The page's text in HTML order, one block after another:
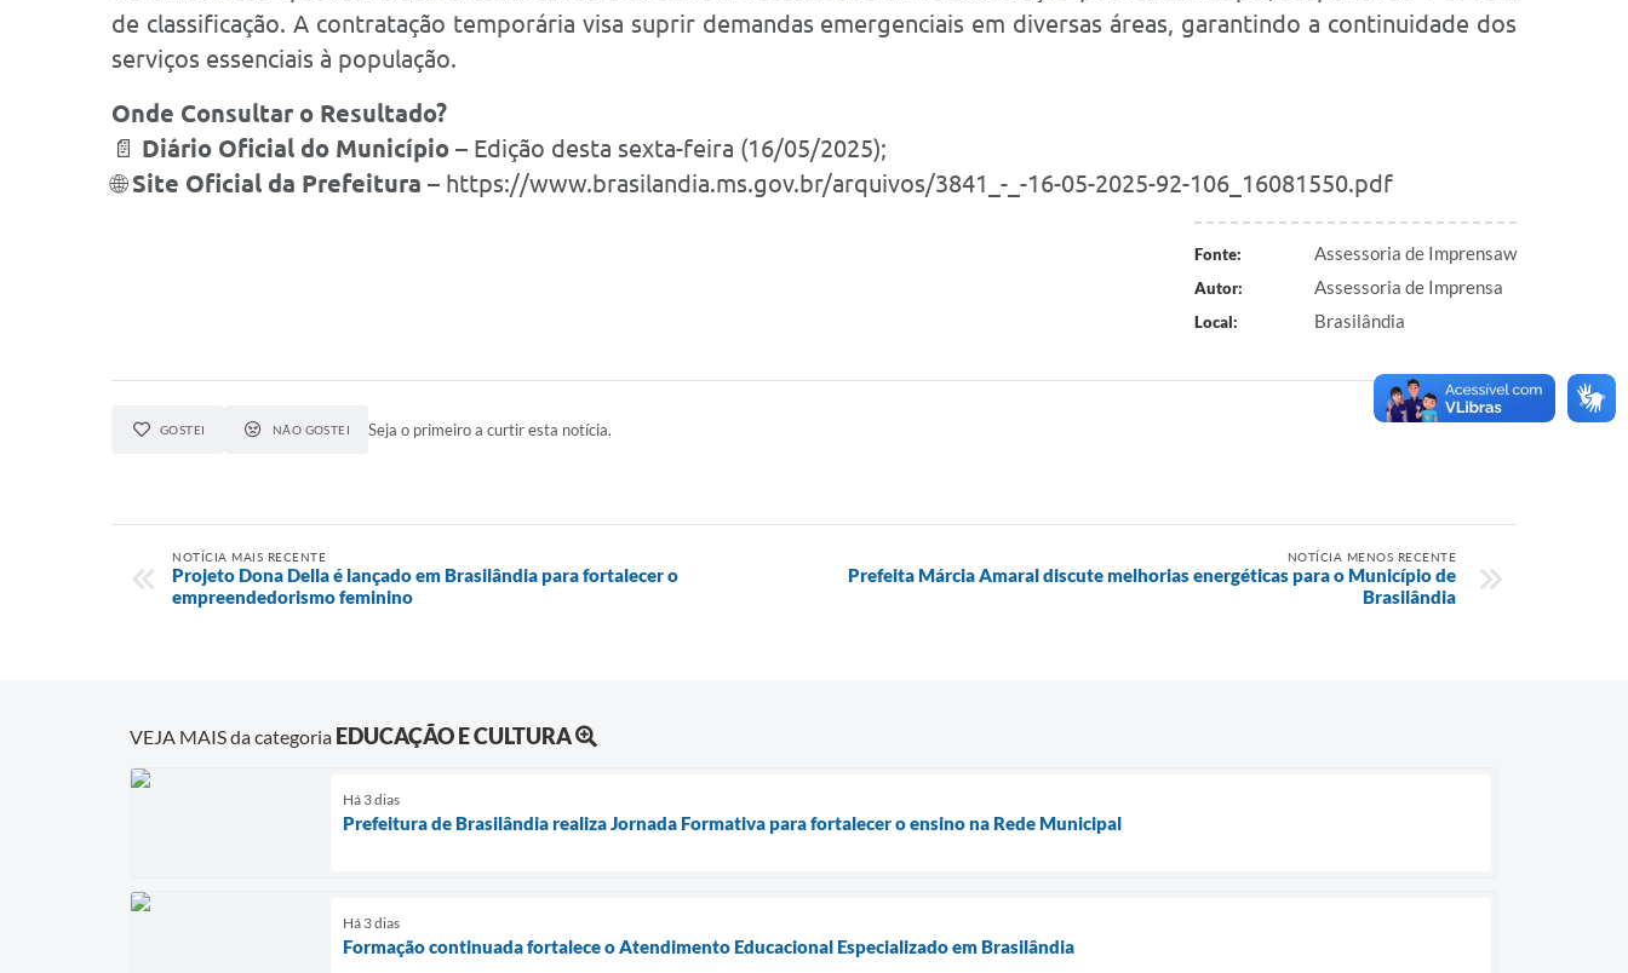
de classificação. A contratação temporária visa suprir demandas emergenciais em diversas áreas, garantindo a continuidade dos
serviços essenciais à população.
Onde Consultar o Resultado?
📄 Diário Oficial do Município – Edição desta sexta-feira (16/05/2025);
🌐Site Oficial da Prefeitura – https://www.brasilandia.ms.gov.br/arquivos/3841_-_-16-05-2025-92-106_16081550.pdf
Fonte: Assessoria de Imprensaw
Autor: Assessoria de Imprensa
Local: Brasilândia
GOSTEI NÃO GOSTEI Seja o primeiro a curtir esta notícia.
NOTÍCIA MAIS RECENTE
Projeto Dona Della é lançado em Brasilândia para fortalecer o
empreendedorismo feminino
NOTÍCIA MENOS RECENTE
Prefeita Márcia Amaral discute melhorias energéticas para o Município de
Brasilândia
VEJA MAIS da categoria EDUCAÇÃO E CULTURA
Há 3 dias
Prefeitura de Brasilândia realiza Jornada Formativa para fortalecer o ensino na Rede Municipal
Há 3 dias
Formação continuada fortalece o Atendimento Educacional Especializado em Brasilândia